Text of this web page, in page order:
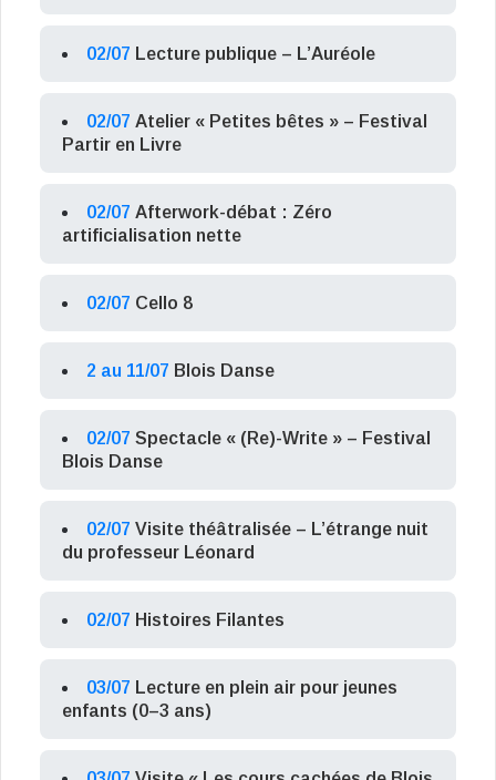
02/07 Lecture publique – L’Auréole
02/07 Atelier « Petites bêtes » – Festival
Partir en Livre
02/07 Afterwork-débat : Zéro
artificialisation nette
02/07 Cello 8
2 au 11/07 Blois Danse
02/07 Spectacle « (Re)-Write » – Festival
Blois Danse
02/07 Visite théâtralisée – L’étrange nuit
du professeur Léonard
02/07 Histoires Filantes
03/07 Lecture en plein air pour jeunes
enfants (0–3 ans)